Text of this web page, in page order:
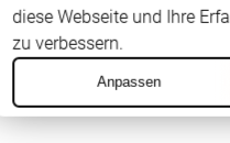
Maße eingeben
diese Webseite und Ihre
zu verbessern.
Anpassen